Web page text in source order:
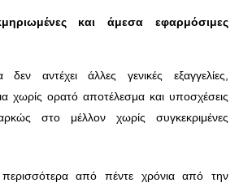
και άμεσα εφαρμόσιμες
αντέχει άλλες γενικές εξαγγελίες,
χωρίς ορατό αποτέλεσμα και υποσχέσεις
στο μέλλον χωρίς συγκεκριμένες
από πέντε χρόνια από την